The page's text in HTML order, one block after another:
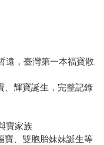
遠，臺灣第一本福寶散
輝寶誕生，完整記錄
寶家族
、雙胞胎妹妹誕生等